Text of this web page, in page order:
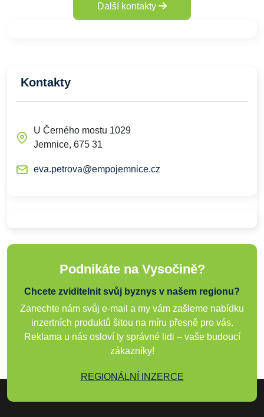
Další kontakty
Kontakty
U Černého mostu 1029
Jemnice, 675 31
eva.petrova@empojemnice.cz
Podnikáte na Vysočině?
Chcete zviditelnit svůj byznys v našem regionu?
Zanechte nám svůj e-mail a my vám zašleme nabídku
inzertních produktů šitou na míru přesně pro vás.
Reklama u nás osloví ty správné lidi – vaše budoucí
zákazníky!
REGIONÁLNÍ INZERCE